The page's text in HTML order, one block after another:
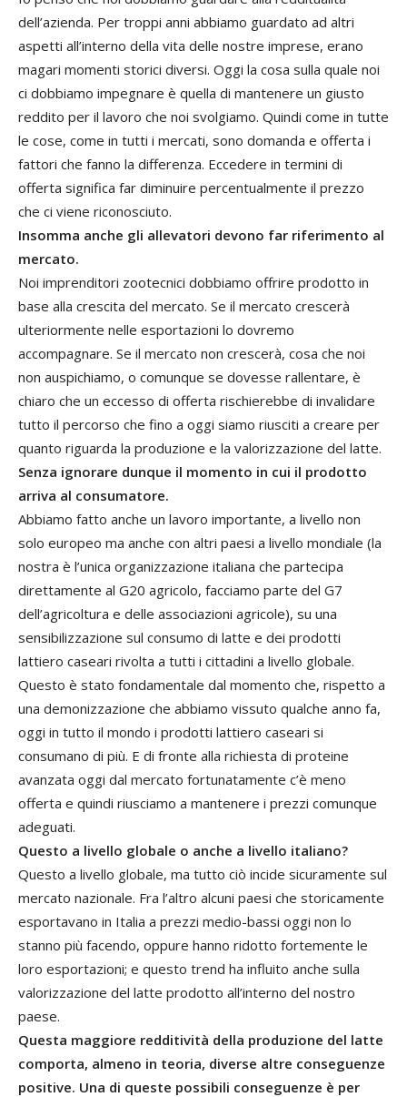
dell’azienda. Per troppi anni abbiamo guardato ad altri
aspetti all’interno della vita delle nostre imprese, erano
magari momenti storici diversi. Oggi la cosa sulla quale noi
ci dobbiamo impegnare è quella di mantenere un giusto
reddito per il lavoro che noi svolgiamo. Quindi come in tutte
le cose, come in tutti i mercati, sono domanda e offerta i
fattori che fanno la differenza. Eccedere in termini di
offerta significa far diminuire percentualmente il prezzo
che ci viene riconosciuto.
Insomma anche gli allevatori devono far riferimento al
mercato.
Noi imprenditori zootecnici dobbiamo offrire prodotto in
base alla crescita del mercato. Se il mercato crescerà
ulteriormente nelle esportazioni lo dovremo
accompagnare. Se il mercato non crescerà, cosa che noi
non auspichiamo, o comunque se dovesse rallentare, è
chiaro che un eccesso di offerta rischierebbe di invalidare
tutto il percorso che fino a oggi siamo riusciti a creare per
quanto riguarda la produzione e la valorizzazione del latte.
Senza ignorare dunque il momento in cui il prodotto
arriva al consumatore.
Abbiamo fatto anche un lavoro importante, a livello non
solo europeo ma anche con altri paesi a livello mondiale (la
nostra è l’unica organizzazione italiana che partecipa
direttamente al G20 agricolo, facciamo parte del G7
dell’agricoltura e delle associazioni agricole), su una
sensibilizzazione sul consumo di latte e dei prodotti
lattiero caseari rivolta a tutti i cittadini a livello globale.
Questo è stato fondamentale dal momento che, rispetto a
una demonizzazione che abbiamo vissuto qualche anno fa,
oggi in tutto il mondo i prodotti lattiero caseari si
consumano di più. E di fronte alla richiesta di proteine
avanzata oggi dal mercato fortunatamente c’è meno
offerta e quindi riusciamo a mantenere i prezzi comunque
adeguati.
Questo a livello globale o anche a livello italiano?
Questo a livello globale, ma tutto ciò incide sicuramente sul
mercato nazionale. Fra l’altro alcuni paesi che storicamente
esportavano in Italia a prezzi medio-bassi oggi non lo
stanno più facendo, oppure hanno ridotto fortemente le
loro esportazioni; e questo trend ha influito anche sulla
valorizzazione del latte prodotto all’interno del nostro
paese.
Questa maggiore redditività della produzione del latte
comporta, almeno in teoria, diverse altre conseguenze
positive. Una di queste possibili conseguenze è per